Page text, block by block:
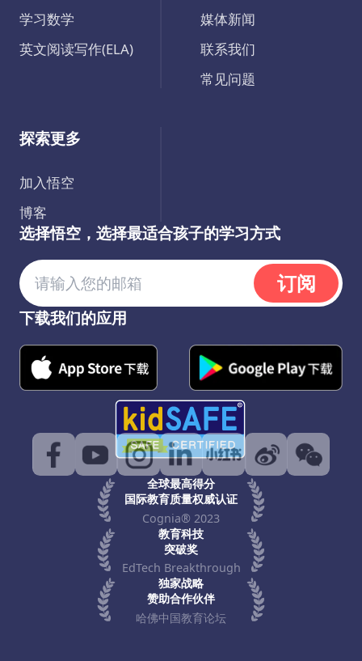
学习数学
英文阅读写作(ELA)
媒体新闻
联系我们
常见问题
探索更多
加入悟空
博客
选择悟空，选择最适合孩子的学习方式
订阅
下载我们的应用
全球最高得分
国际教育质量权威认证
Cognia® 2023
教育科技
突破奖
EdTech Breakthrough
独家战略
赞助合作伙伴
哈佛中国教育论坛